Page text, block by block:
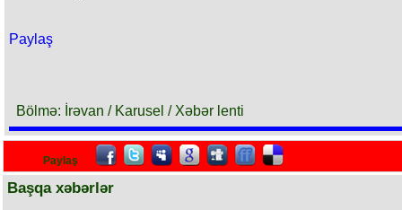
Paylaş
Bölmə: İrəvan / Karusel / Xəbər lenti
Paylaş
Başqa xəbərlər